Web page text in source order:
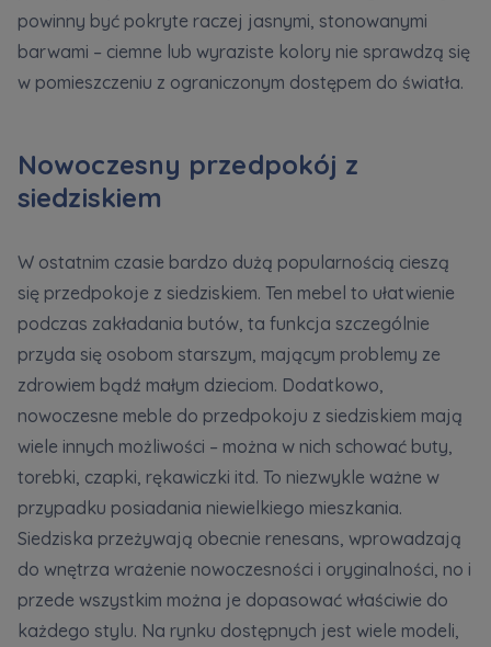
powinny być pokryte raczej jasnymi, stonowanymi
barwami – ciemne lub wyraziste kolory nie sprawdzą się
w pomieszczeniu z ograniczonym dostępem do światła.
Nowoczesny przedpokój z
siedziskiem
W ostatnim czasie bardzo dużą popularnością cieszą
się przedpokoje z siedziskiem. Ten mebel to ułatwienie
podczas zakładania butów, ta funkcja szczególnie
przyda się osobom starszym, mającym problemy ze
zdrowiem bądź małym dzieciom. Dodatkowo,
nowoczesne meble do przedpokoju z siedziskiem mają
wiele innych możliwości – można w nich schować buty,
torebki, czapki, rękawiczki itd. To niezwykle ważne w
przypadku posiadania niewielkiego mieszkania.
Siedziska przeżywają obecnie renesans, wprowadzają
do wnętrza wrażenie nowoczesności i oryginalności, no i
przede wszystkim można je dopasować właściwie do
każdego stylu. Na rynku dostępnych jest wiele modeli,